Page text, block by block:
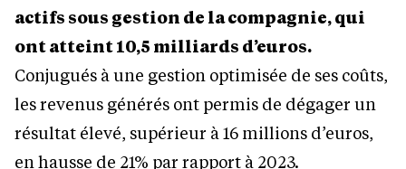
actifs sous gestion de la compagnie, qui
ont atteint 10,5 milliards d’euros.
Conjugués à une gestion optimisée de ses coûts,
les revenus générés ont permis de dégager un
résultat élevé, supérieur à 16 millions d’euros,
en hausse de 21% par rapport à 2023.